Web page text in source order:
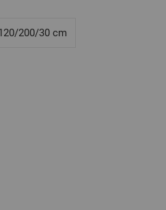
și înălțimea.
200/30 cm